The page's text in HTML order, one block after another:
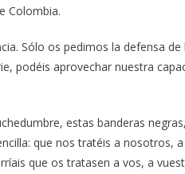
Colombia.
Sólo os pedimos la defensa
podéis aprovechar nuestra
estas banderas
que nos tratéis a nosotros,
que os tratasen a vos, a